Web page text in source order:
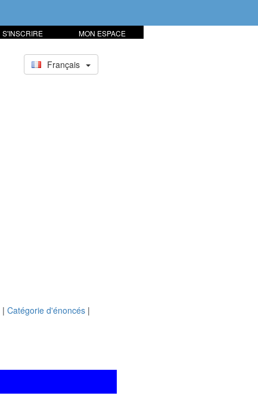
MON ESPACE
S'INSCRIRE
Français
| Catégorie d'énoncés |